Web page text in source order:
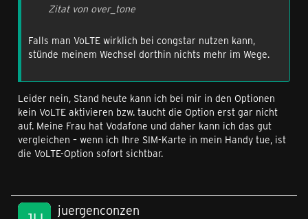
Zitat von over_tone
Falls man VoLTE wirklich bei congstar nutzen kann,
stünde meinem Wechsel dorthin nichts mehr im Wege.
Leider nein, Stand heute kann ich bei mir in den Optionen
kein VoLTE aktivieren bzw. taucht die Option erst gar nicht
auf. Meine Frau hat Vodafone und daher kann ich das gut
vergleichen – wenn ich Ihre SIM-Karte in mein Handy tue, ist
die VoLTE-Option sofort sichtbar.
juergenconzen